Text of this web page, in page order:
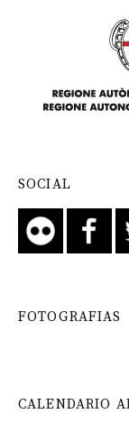
SOCIAL
FOTOGRAFIAS
CALENDARIO